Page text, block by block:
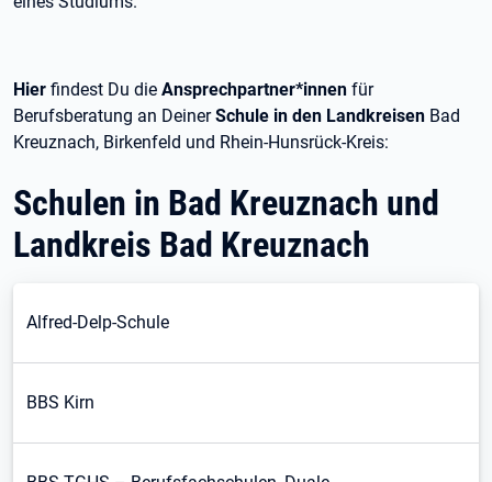
Hier findest Du die Ansprechpartner*innen für
Berufsberatung an DeinerSchule in den Landkreisen Bad
Kreuznach, Birkenfeld und Rhein-Hunsrück-Kreis:
Schulen in Bad Kreuznach und
Landkreis Bad Kreuznach
Alfred-Delp-Schule
BBS Kirn